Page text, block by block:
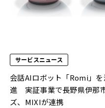
サービスニュース
会話AIロボット「Romi」
進 実証事業で長野県伊那
ズ、MIXIが連携